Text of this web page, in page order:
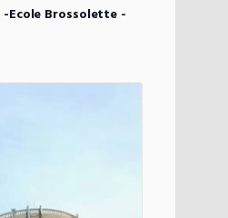
-Ecole Brossolette -